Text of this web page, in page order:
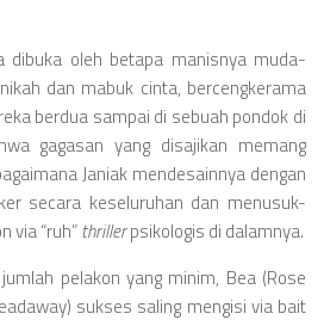
dibuka oleh betapa manisnya muda-
dan mabuk cinta, bercengkerama
berdua sampai di sebuah pondok di
gagasan yang disajikan memang
Janiak mendesainnya dengan
secara keseluruhan dan menusuk-
via “ruh”thrillerpsikologis di dalamnya.
pelakon yang minim, Bea (Rose
sukses saling mengisi via bait